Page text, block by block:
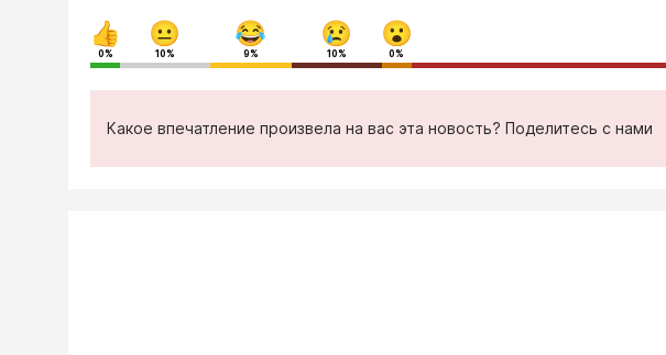
0% 10% 9% 10% 0%
Какое впечатление произвела на вас эта новость? Поделитесь с нами